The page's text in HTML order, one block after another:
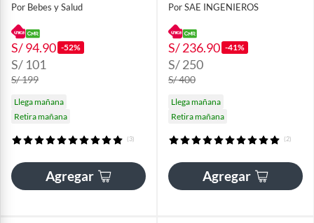
Por Bebes y Salud
S/ 94.90 -52%
S/ 101
S/ 199
Llega mañana
Retira mañana
(3)
Agregar
Por SAE INGENIEROS
S/ 236.90 -41%
S/ 250
S/ 400
Llega mañana
Retira mañana
(2)
Agregar